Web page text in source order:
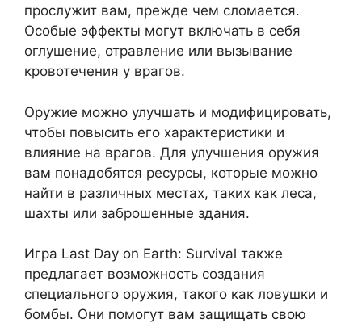
прослужит вам, прежде чем сломается.
Особые эффекты могут включать в себя
оглушение, отравление или вызывание
кровотечения у врагов.
Оружие можно улучшать и модифицировать,
чтобы повысить его характеристики и
влияние на врагов. Для улучшения оружия
вам понадобятся ресурсы, которые можно
найти в различных местах, таких как леса,
шахты или заброшенные здания.
Игра Last Day on Earth: Survival также
предлагает возможность создания
специального оружия, такого как ловушки и
бомбы. Они помогут вам защищать свою